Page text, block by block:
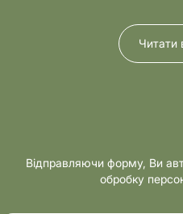
Читати
Відправляючи форму, Ви
обробку